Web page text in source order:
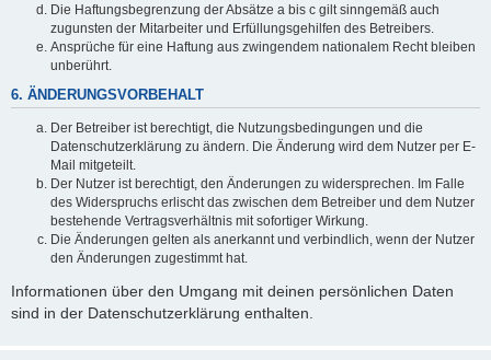
Die Haftungsbegrenzung der Absätze a bis c gilt sinngemäß auch
zugunsten der Mitarbeiter und Erfüllungsgehilfen des Betreibers.
Ansprüche für eine Haftung aus zwingendem nationalem Recht bleiben
unberührt.
6. ÄNDERUNGSVORBEHALT
Der Betreiber ist berechtigt, die Nutzungsbedingungen und die
Datenschutzerklärung zu ändern. Die Änderung wird dem Nutzer per E-
Mail mitgeteilt.
Der Nutzer ist berechtigt, den Änderungen zu widersprechen. Im Falle
des Widerspruchs erlischt das zwischen dem Betreiber und dem Nutzer
bestehende Vertragsverhältnis mit sofortiger Wirkung.
Die Änderungen gelten als anerkannt und verbindlich, wenn der Nutzer
den Änderungen zugestimmt hat.
Informationen über den Umgang mit deinen persönlichen Daten
sind in der Datenschutzerklärung enthalten.